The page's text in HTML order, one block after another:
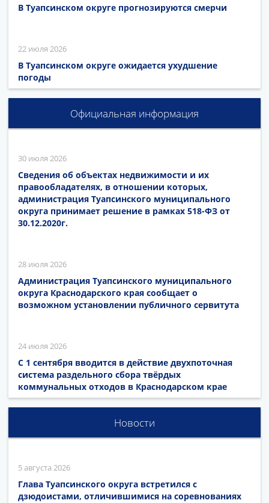
В Туапсинском округе прогнозируются смерчи
22 июля 2026
В Туапсинском округе ожидается ухудшение
погоды
Официальная информация
30 июля 2026
Сведения об объектах недвижимости и их
правообладателях, в отношении которых,
администрация Туапсинского муниципального
округа принимает решение в рамках 518-ФЗ от
30.12.2020г.
28 июля 2026
Администрация Туапсинского муниципального
округа Краснодарского края сообщает о
возможном установлении публичного сервитута
24 июля 2026
С 1 сентября вводится в действие двухпоточная
система раздельного сбора твёрдых
коммунальных отходов в Краснодарском крае
Новости
5 августа 2026
Глава Туапсинского округа встретился с
дзюдоистами, отличившимися на соревнованиях